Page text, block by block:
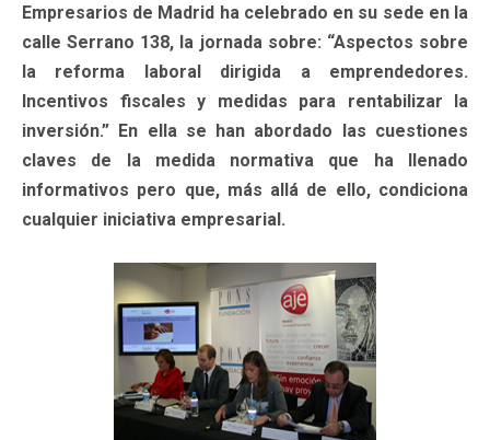
Empresarios de Madrid ha celebrado en su sede en la
calle Serrano 138, la jornada sobre: “Aspectos sobre
la reforma laboral dirigida a emprendedores.
Incentivos fiscales y medidas para rentabilizar la
inversión.” En ella se han abordado las cuestiones
claves de la medida normativa que ha llenado
informativos pero que, más allá de ello, condiciona
cualquier iniciativa empresarial.